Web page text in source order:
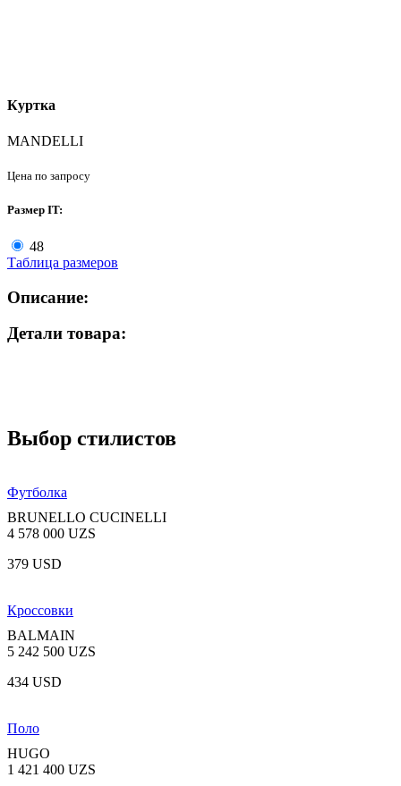
Куртка
MANDELLI
Цена по запросу
Размер IT:
48
Таблица размеров
Описание:
Детали товара:
Выбор стилистов
Футболка
BRUNELLO CUCINELLI
4 578 000 UZS
379 USD
Кроссовки
BALMAIN
5 242 500 UZS
434 USD
Поло
HUGO
1 421 400 UZS